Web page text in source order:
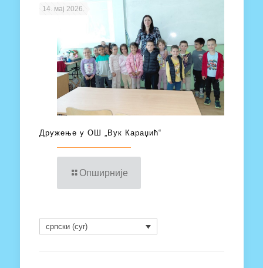
14. мај 2026.
Дружење у ОШ „Вук Караџић“
Опширније
српски (cyr)